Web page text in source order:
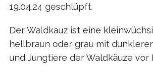
19.04.24 geschlüpft.
Der Waldkauz ist eine
hellbraun oder grau mit
und Jungtiere der Waldkäuze